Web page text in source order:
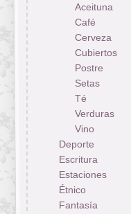
Aceituna
Café
Cerveza
Cubiertos
Postre
Setas
Té
Verduras
Vino
Deporte
Escritura
Estaciones
Étnico
Fantasía